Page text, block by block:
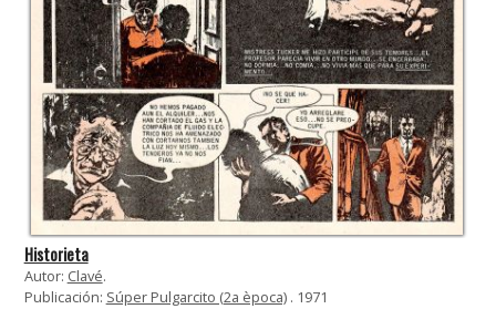
Historieta
Autor: Clavé.
Publicación: Súper Pulgarcito (2a època). 1971